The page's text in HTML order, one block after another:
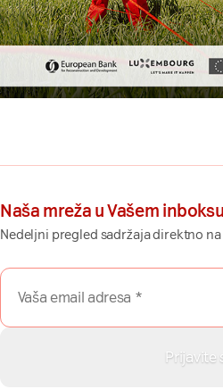
Naša mreža u Vašem
Nedeljni pregled sadržaja direktno na